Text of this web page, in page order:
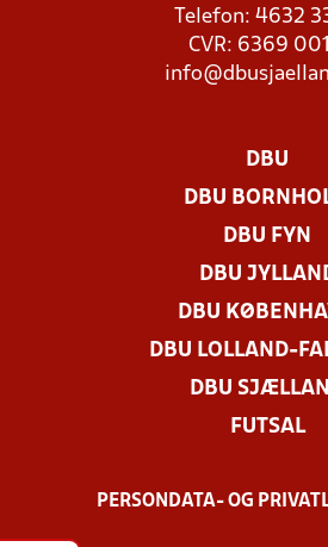
Telefon: 4632
CVR: 6369
DBU
DBU
DBU FYN
DBU
DBU
DBU LOLLAND-
DBU
FUTSAL
PERSONDATA- OG